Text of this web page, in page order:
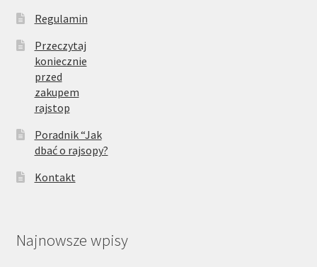
Regulamin
Przeczytaj
koniecznie
przed
zakupem
rajstop
Poradnik “Jak
dbać o rajsopy?
Kontakt
Najnowsze wpisy